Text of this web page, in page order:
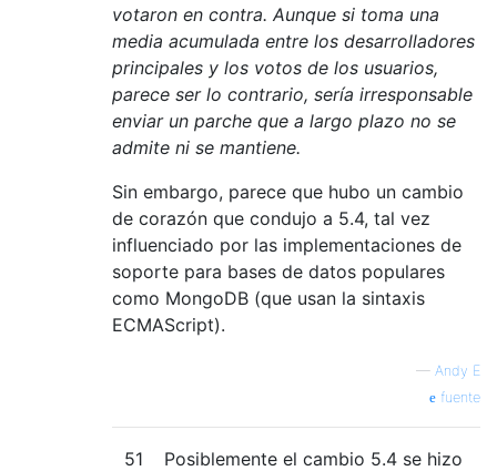
votaron en contra. Aunque si toma una
media acumulada entre los desarrolladores
principales y los votos de los usuarios,
parece ser lo contrario, sería irresponsable
enviar un parche que a largo plazo no se
admite ni se mantiene.
Sin embargo, parece que hubo un cambio
de corazón que condujo a 5.4, tal vez
influenciado por las implementaciones de
soporte para bases de datos populares
como MongoDB (que usan la sintaxis
ECMAScript).
— Andy E
fuente
51
Posiblemente el cambio 5.4 se hizo